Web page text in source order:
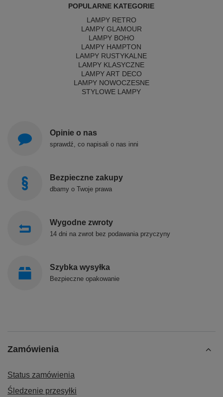
POPULARNE KATEGORIE
LAMPY RETRO
LAMPY GLAMOUR
LAMPY BOHO
LAMPY HAMPTON
LAMPY RUSTYKALNE
LAMPY KLASYCZNE
LAMPY ART DECO
LAMPY NOWOCZESNE
STYLOWE LAMPY
Opinie o nas
sprawdź, co napisali o nas inni
Bezpieczne zakupy
dbamy o Twoje prawa
Wygodne zwroty
14 dni na zwrot bez podawania przyczyny
Szybka wysyłka
Bezpieczne opakowanie
Zamówienia
Status zamówienia
Śledzenie przesyłki